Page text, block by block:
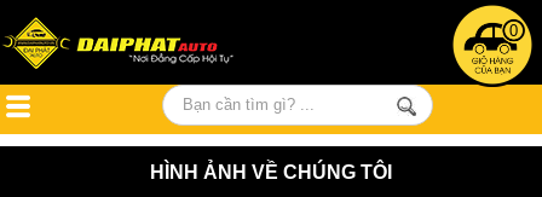
0
HÌNH ẢNH VỀ CHÚNG TÔI